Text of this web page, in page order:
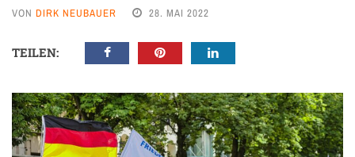
VON DIRK NEUBAUER 28. MAI 2022
TEILEN: